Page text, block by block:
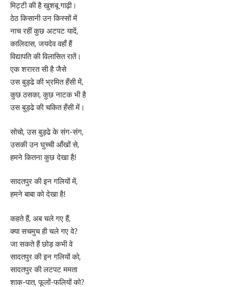
मिट्टी की है खुशबू गाढ़ी।
ठेठ किसानी उन किस्सों में
नाच रहीं कुछ अटपट यादें,
कालिदास, जयदेव वहाँ हैं
विद्यापति की विलासित रातें।
एक शरारत सी है जैसे
उस बुड्ढे की भ्रमित हँसी में,
कुछ ठसका, कुछ नाटक भी है
उस बुड्ढे की चकित हँसी में।
सोचो, उस बुड्ढे के संग-संग,
उसकी उन घुच्ची आँखों से,
हमने कितना कुछ देखा है!
सादतपुर की इन गलियों में,
हमने बाबा को देखा है!
कहते हैं, अब चले गए हैं,
क्या सचमुच ही चले गए वे?
जा सकते हैं छोड़ कभी वे
सादतपुर की इन गलियों को,
सादतपुर की लटपट ममता
शाक-पात, फूलों-फलियों को?